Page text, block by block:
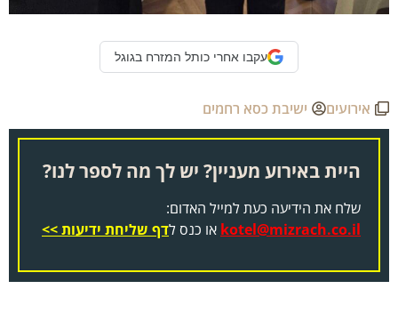
עקבו אחרי כותל המזרח בגוגל
אירועים ישיבת כסא רחמים
היית באירוע מעניין? יש לך מה לספר לנו?
שלח את הידיעה כעת למייל האדום:
kotel@mizrach.co.ilאו כנס לדף שליחת ידיעות >>